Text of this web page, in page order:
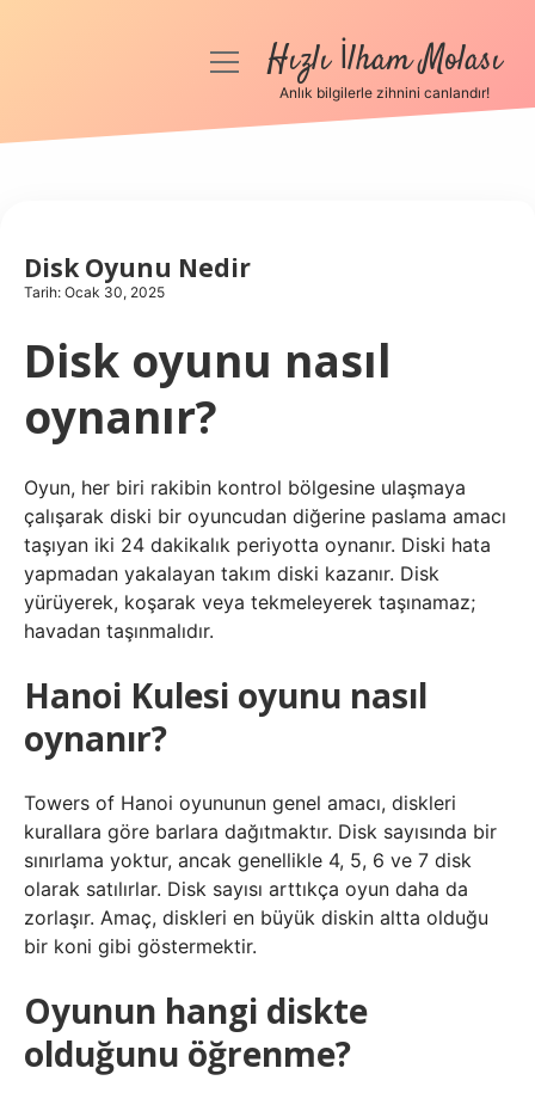
Anasayfa
Hakkımızda
menüyüHızlı İlham Molası
Anlık bilgilerle zihnini canlandır!
Disk Oyunu Nedir
Tarih: Ocak 30, 2025
Disk oyunu nasıl
oynanır?
Oyun, her biri rakibin kontrol bölgesine ulaşmaya
çalışarak diski bir oyuncudan diğerine paslama amacı
taşıyan iki 24 dakikalık periyotta oynanır. Diski hata
yapmadan yakalayan takım diski kazanır. Disk
yürüyerek, koşarak veya tekmeleyerek taşınamaz;
havadan taşınmalıdır.
Hanoi Kulesi oyunu nasıl
oynanır?
Towers of Hanoi oyununun genel amacı, diskleri
kurallara göre barlara dağıtmaktır. Disk sayısında bir
sınırlama yoktur, ancak genellikle 4, 5, 6 ve 7 disk
olarak satılırlar. Disk sayısı arttıkça oyun daha da
zorlaşır. Amaç, diskleri en büyük diskin altta olduğu
bir koni gibi göstermektir.
Oyunun hangi diskte
olduğunu öğrenme?